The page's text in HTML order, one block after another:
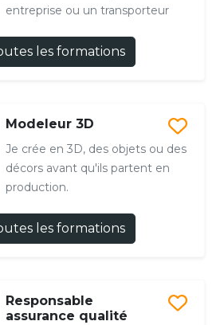
entreprise ou un transporteur
les formations
Modeleur 3D
Je crée en 3D, des objets ou des
décors avant qu'ils partent en
production.
les formations
Responsable
assurance qualité